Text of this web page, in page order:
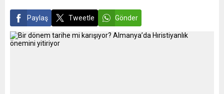
Paylaş Tweetle Gönder